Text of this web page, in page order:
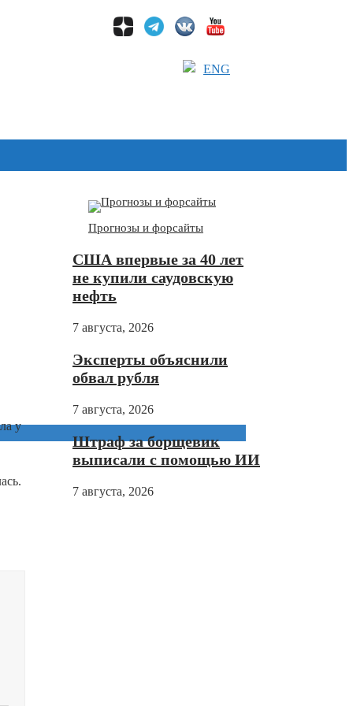
ENG
у
Прогнозы и форсайты
США впервые за 40 лет
не купили саудовскую
нефть
7 августа, 2026
Эксперты объяснили
обвал рубля
7 августа, 2026
Штраф за борщевик
выписали с помощью ИИ
7 августа, 2026